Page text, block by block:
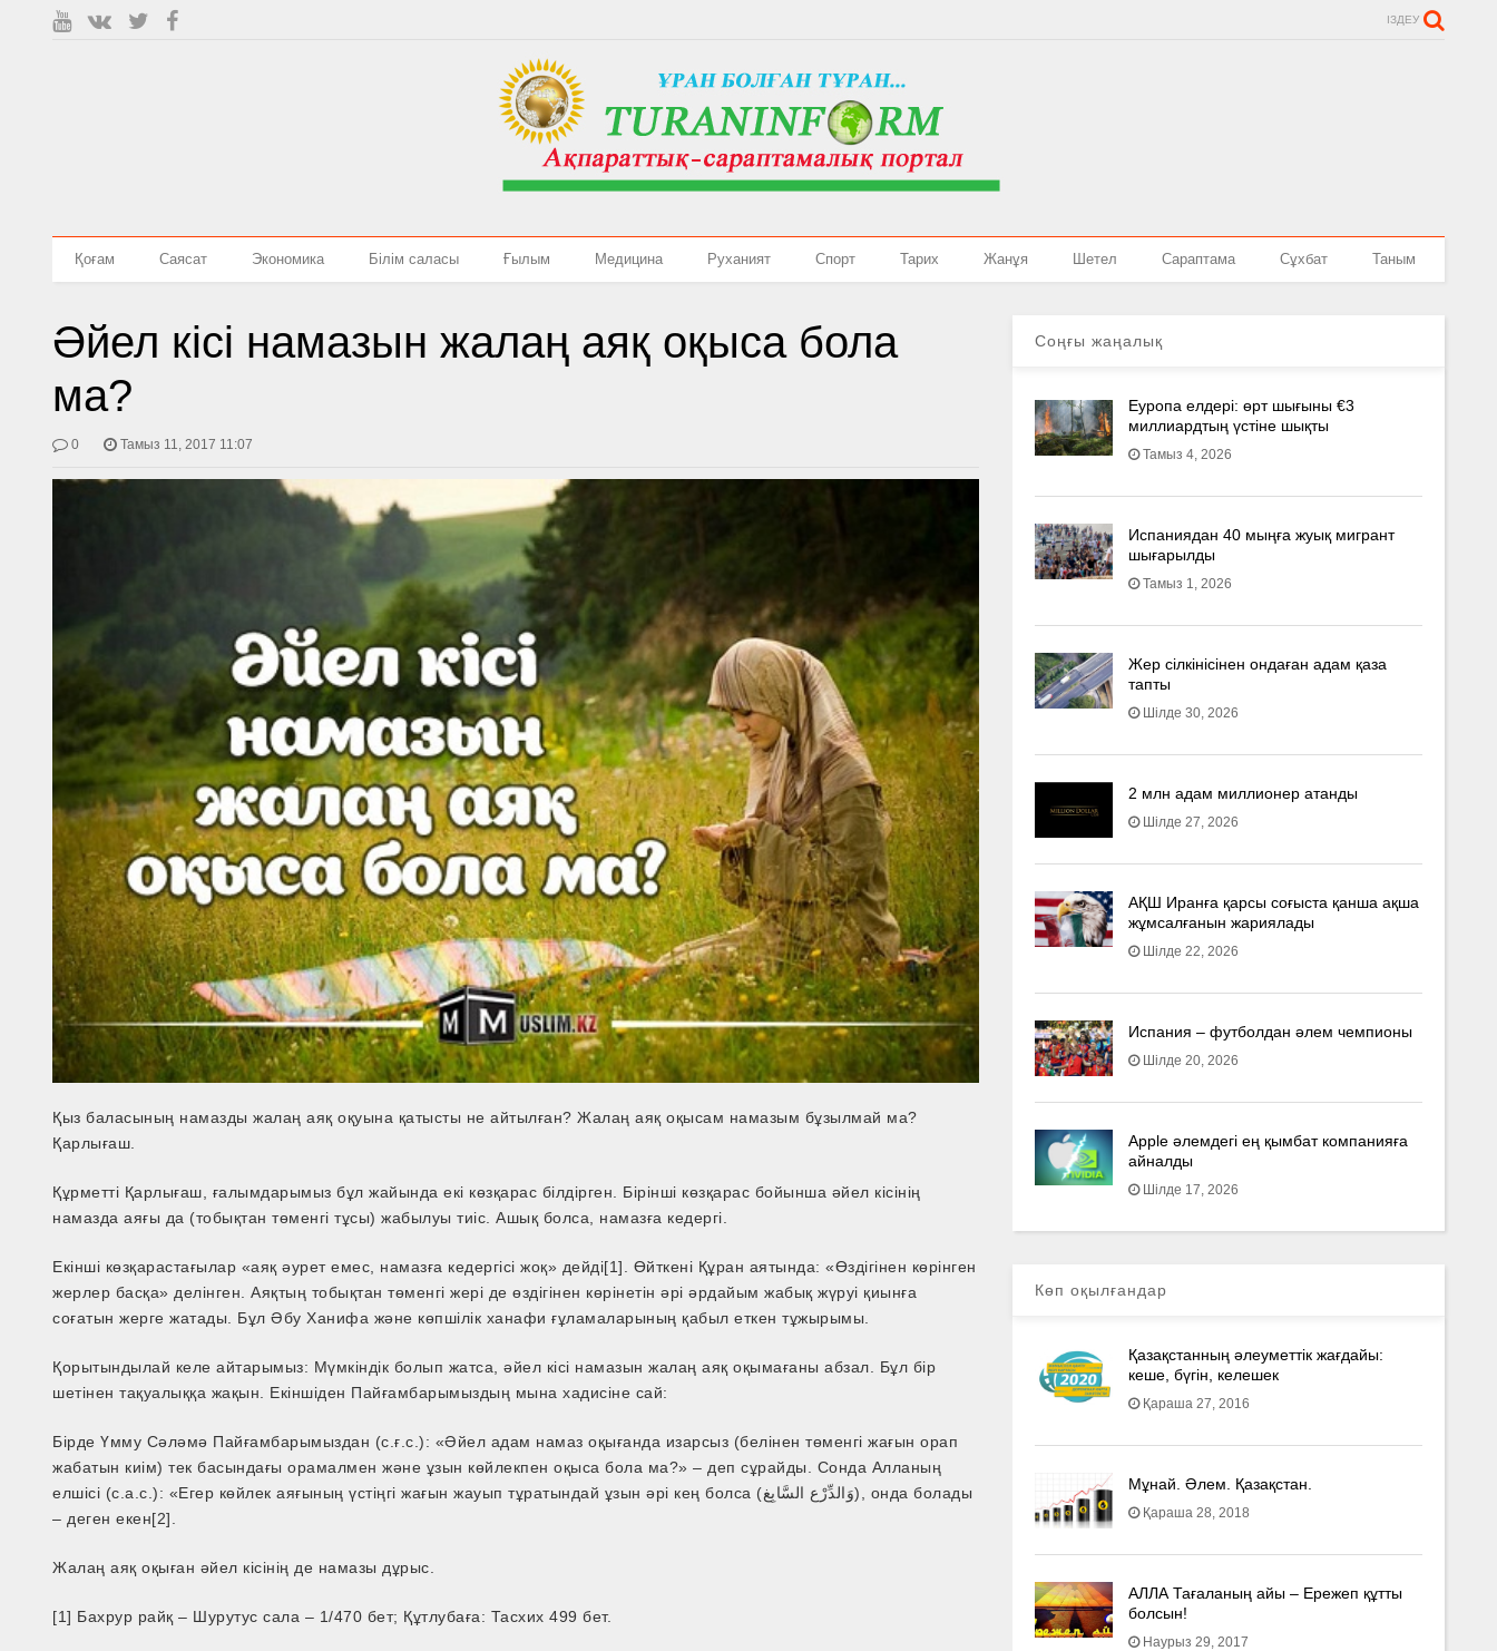
ІЗДЕУ
Қоғам Саясат Экономика Білім саласы Ғылым Медицина Руханият Спорт Тарих Жанұя Шетел Сараптама Сұхбат Таным
Әйел кісі намазын жалаң аяқ оқыса бола
ма?
0 Тамыз 11, 2017 11:07
Қыз баласының намазды жалаң аяқ оқуына қатысты не айтылған? Жалаң аяқ оқысам намазым бұзылмай ма?
Қарлығаш.
Құрметті Қарлығаш, ғалымдарымыз бұл жайында екі көзқарас білдірген. Бірінші көзқарас бойынша әйел кісінің
намазда аяғы да (тобықтан төменгі тұсы) жабылуы тиіс. Ашық болса, намазға кедергі.
Екінші көзқарастағылар «аяқ әурет емес, намазға кедергісі жоқ» дейді[1]. Өйткені Құран аятында: «Өздігінен көрінген
жерлер басқа» делінген. Аяқтың тобықтан төменгі жері де өздігінен көрінетін әрі әрдайым жабық жүруі қиынға
соғатын жерге жатады. Бұл Әбу Ханифа және көпшілік ханафи ғұламаларының қабыл еткен тұжырымы.
Қорытындылай келе айтарымыз: Мүмкіндік болып жатса, әйел кісі намазын жалаң аяқ оқымағаны абзал. Бұл бір
шетінен тақуалыққа жақын. Екіншіден Пайғамбарымыздың мына хадисіне сай:
Бірде Үмму Сәләмә Пайғамбарымыздан (с.ғ.с.): «Әйел адам намаз оқығанда изарсыз (белінен төменгі жағын орап
жабатын киім) тек басындағы орамалмен және ұзын көйлекпен оқыса бола ма?» – деп сұрайды. Сонда Алланың
елшісі (с.а.с.): «Егер көйлек аяғының үстіңгі жағын жауып тұратындай ұзын әрі кең болса (وَالدِّرْع السَّابِغ), онда болады
– деген екен[2].
Жалаң аяқ оқыған әйел кісінің де намазы дұрыс.
[1] Бахрур райқ – Шурутус сала – 1/470 бет; Құтлубаға: Тасхих 499 бет.
Соңғы жаңалық
Еуропа елдері: өрт шығыны €3
миллиардтың үстіне шықты
Тамыз 4, 2026
Испаниядан 40 мыңға жуық мигрант
шығарылды
Тамыз 1, 2026
Жер сілкінісінен ондаған адам қаза
тапты
Шілде 30, 2026
2 млн адам миллионер атанды
Шілде 27, 2026
АҚШ Иранға қарсы соғыста қанша ақша
жұмсалғанын жариялады
Шілде 22, 2026
Испания – футболдан әлем чемпионы
Шілде 20, 2026
Apple әлемдегі ең қымбат компанияға
айналды
Шілде 17, 2026
Көп оқылғандар
Қазақстанның әлеуметтік жағдайы:
кеше, бүгін, келешек
Қараша 27, 2016
Мұнай. Әлем. Қазақстан.
Қараша 28, 2018
АЛЛА Тағаланың айы – Ережеп құтты
болсын!
Наурыз 29, 2017